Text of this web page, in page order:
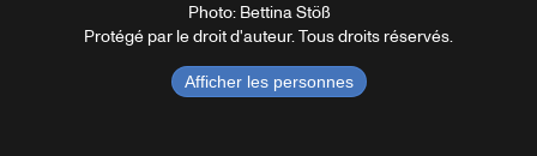
Photo: Bettina Stöß
Protégé par le droit d'auteur. Tous droits réservés.
Afficher les personnes